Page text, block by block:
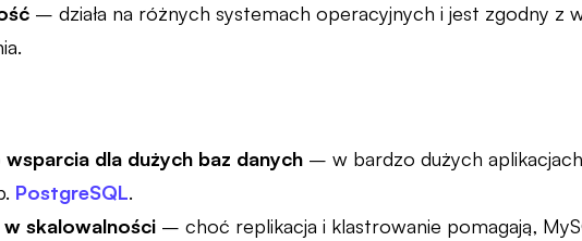
– działa na różnych systemach operacyjnych i jest zgodny z
wsparcia dla dużych baz danych – w bardzo dużych
PostgreSQL.
w skalowalności – choć replikacja i klastrowanie pomagają,